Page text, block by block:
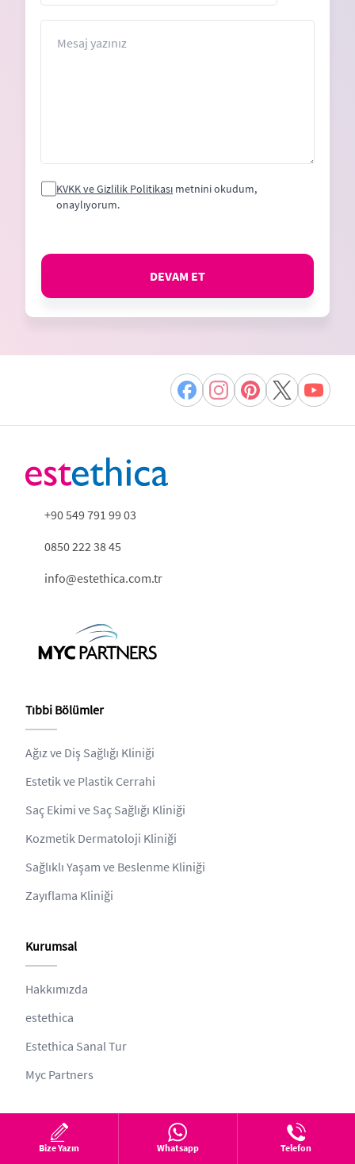
States
KVKK ve Gizlilik Politikası metnini okudum,
onaylıyorum.
DEVAM ET
+90 549 791 99 03
0850 222 38 45
info@estethica.com.tr
Tıbbi Bölümler
Ağız ve Diş Sağlığı Kliniği
Estetik ve Plastik Cerrahi
Saç Ekimi ve Saç Sağlığı Kliniği
Kozmetik Dermatoloji Kliniği
Sağlıklı Yaşam ve Beslenme Kliniği
Zayıflama Kliniği
Kurumsal
Hakkımızda
estethica
Estethica Sanal Tur
Myc Partners
Bize Yazın Whatsapp Telefon